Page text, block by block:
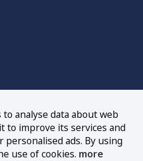
analyse data about web
to improve its services and
ads. By using
use of cookies. more